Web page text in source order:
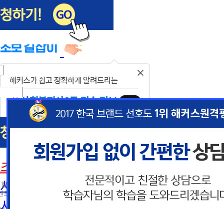
해커스편입
사회복지사1급
사회복지사
초보길잡이
사회복지사란
사회복지사2급 취득방법
인혜택 제공
등 광고성 정보 제공, 통계자료 활용